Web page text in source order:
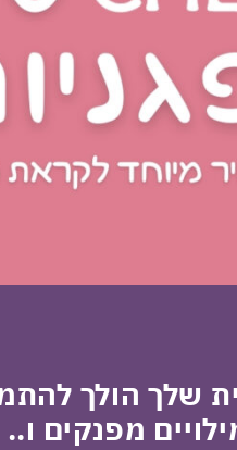
שלך הולך
מפנקים ו..